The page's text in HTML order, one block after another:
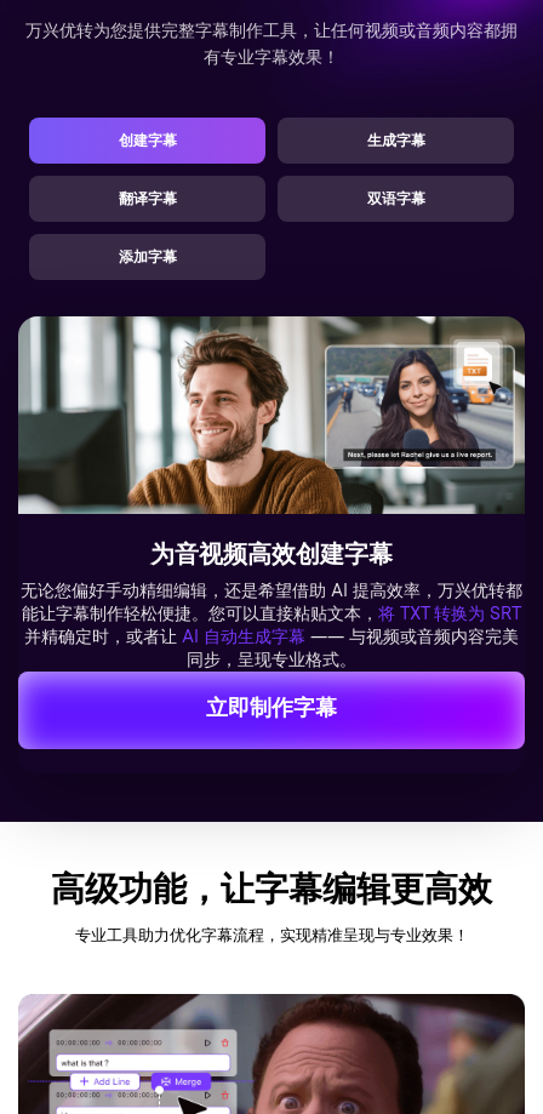
万兴优转为您提供完整字幕制作工具，让任何视频或音频内容都拥
有专业字幕效果！
创建字幕 生成字幕
翻译字幕 双语字幕
添加字幕
为音视频高效创建字幕
无论您偏好手动精细编辑，还是希望借助 AI 提高效率，万兴优转都
能让字幕制作轻松便捷。您可以直接粘贴文本， 将 TXT 转换为 SRT
并精确定时，或者让 AI 自动生成字幕 —— 与视频或音频内容完美
同步，呈现专业格式。
立即制作字幕
高级功能，让字幕编辑更高效
专业工具助力优化字幕流程，实现精准呈现与专业效果！